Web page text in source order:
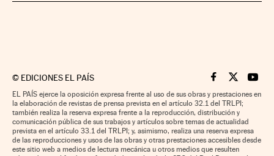
© EDICIONES EL PAÍS Cinco Días en
Cinco Días
Cinco
EL PAÍS ejerce la oposición expresa frente al uso de sus obras y prestaciones en
la elaboración de revistas de prensa prevista en el artículo 32.1 del TRLPI;
también realiza la reserva expresa frente a la reproducción, distribución y
comunicación pública de sus trabajos y artículos sobre temas de actualidad
prevista en el artículo 33.1 del TRLPI; y, asimismo, realiza una reserva expresa
de las reproducciones y usos de las obras y otras prestaciones accesibles desde
este sitio web a medios de lectura mecánica u otros medios que resulten